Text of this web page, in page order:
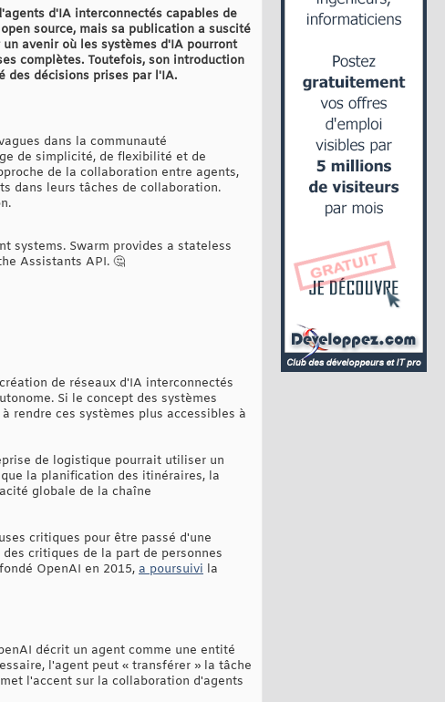
d'IA interconnectés capables de
source, mais sa publication a suscité
avenir où les systèmes d'IA pourront
complètes. Toutefois, son introduction
des décisions prises par l'IA.
dans la communauté
de simplicité, de flexibilité et de
de la collaboration entre agents,
dans leurs tâches de collaboration.
systems. Swarm provides a stateless
Assistants API. 🤔
de réseaux d'IA interconnectés
Si le concept des systèmes
rendre ces systèmes plus accessibles à
de logistique pourrait utiliser un
la planification des itinéraires, la
globale de la chaîne
critiques pour être passé d'une
critiques de la part de personnes
OpenAI en 2015, a poursuivi la
décrit un agent comme une entité
l'agent peut « transférer » la tâche
l'accent sur la collaboration d'agents